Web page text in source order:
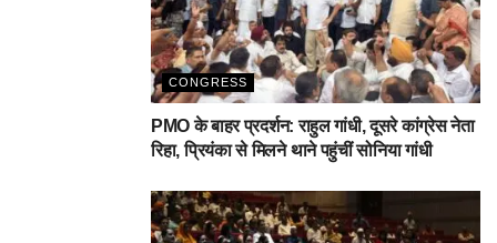
CONGRESS
PMO के बाहर प्रदर्शन: राहुल गांधी, दूसरे कांग्रेस नेता
रिहा, प्रियंका से मिलने थाने पहुंचीं सोनिया गांधी